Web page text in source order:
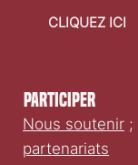
Participer
Nous soutenir ;
partenariats
CLIQUEZ ICI